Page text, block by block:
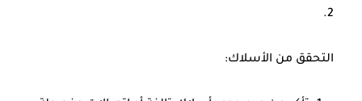
التحقق من الأسلاك: